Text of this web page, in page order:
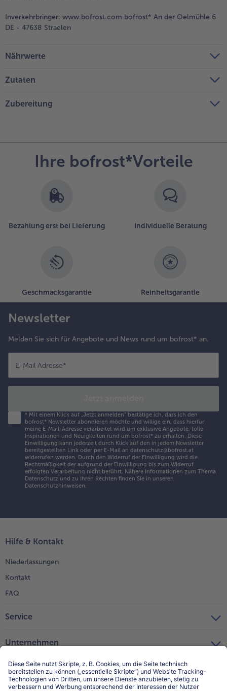
Inverkehrbringer: www.bofrost.com bofrost* An der Oelmühle 6
DE - 47638 Straelen
Nährwerte
Zutaten
Zubereitung
Ihre bofrost*Vorteile
Bezahlung erst bei Lieferung Individuelle Beratung
Geschmacksgarantie Reinheitsgarantie
Newsletter
Melden Sie sich für Angebote und News rund um bofrost* an.
E-Mail Adresse*
* Mit einem Klick auf „Jetzt anmelden" bestätige ich, dass ich den
bofrost* Newsletter abonnieren möchte und willige ein, dass hierfür
meine E-Mail-Adresse verarbeitet wird um exklusive Angebote, tolle
Inspirationen und Neuigkeiten rund um bofrost* zu erhalten. Diese
Einwilligung kann jederzeit durch Klick auf den in jedem Newsletter
bereitgestellten Link oder per E-Mail an datenschutz@bofrost.at
widerrufen werden. Durch den Widerruf der Einwilligung wird die
Rechtmäßigkeit der aufgrund der Einwilligung bis zum Widerruf
erfolgten Verarbeitung nicht berührt. Nähere Informationen zum Thema
Datenschutz und zu Ihren Rechten finden Sie in unseren
Datenschutzhinweisen.
Hilfe & Kontakt
Niederlassungen
Kontakt
FAQ
Service
Unternehmen
Über uns